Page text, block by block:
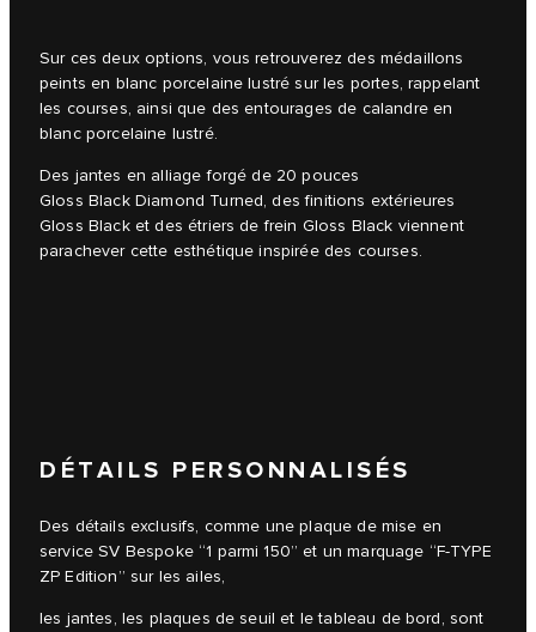
Sur ces deux options, vous retrouverez des médaillons
peints en blanc porcelaine lustré sur les portes, rappelant
les courses, ainsi que des entourages de calandre en
blanc porcelaine lustré.
Des jantes en alliage forgé de 20 pouces
Gloss Black Diamond Turned, des finitions extérieures
Gloss Black et des étriers de frein Gloss Black viennent
parachever cette esthétique inspirée des courses.
DÉTAILS PERSONNALISÉS
Des détails exclusifs, comme une plaque de mise en
service SV Bespoke “1 parmi 150” et un marquage “F-TYPE
ZP Edition” sur les ailes,
les jantes, les plaques de seuil et le tableau de bord, sont